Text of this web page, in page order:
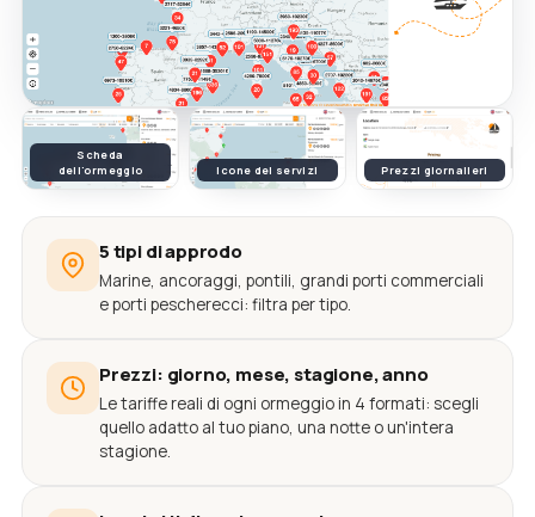
Scheda
dell'ormeggio
Icone dei servizi Prezzi giornalieri
5 tipi di approdo
Marine, ancoraggi, pontili, grandi porti commerciali
e porti pescherecci: filtra per tipo.
Prezzi: giorno, mese, stagione, anno
Le tariffe reali di ogni ormeggio in 4 formati: scegli
quello adatto al tuo piano, una notte o un'intera
stagione.